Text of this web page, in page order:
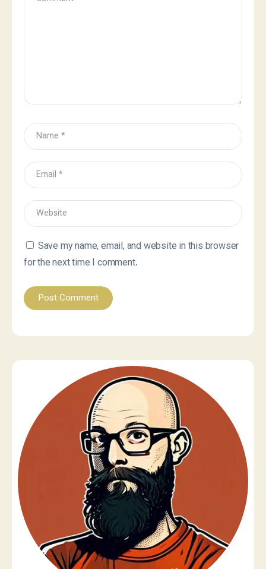
Save my name, email, and website in this browser
for the next time I comment.